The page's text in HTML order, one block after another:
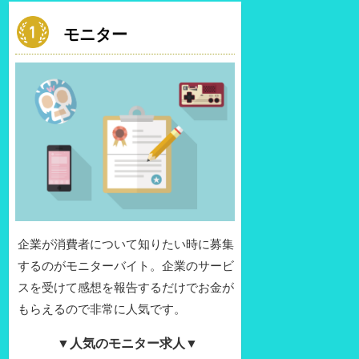
モニター
企業が消費者について知りたい時に募集
するのがモニターバイト。企業のサービ
スを受けて感想を報告するだけでお金が
もらえるので非常に人気です。
▼人気のモニター求人▼